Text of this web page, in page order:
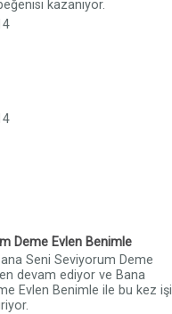
kazanıyor.
Deme Evlen Benimle
Seni Seviyorum Deme
devam ediyor ve Bana
Evlen Benimle ile bu kez işi